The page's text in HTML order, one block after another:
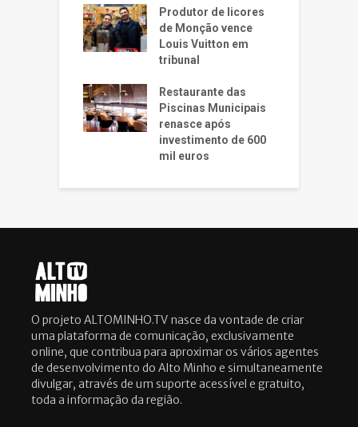
Produtor de licores
de Monção vence
Louis Vuitton em
tribunal
Restaurante das
Piscinas Municipais
renasce após
investimento de 600
mil euros
O projeto ALTOMINHO.TV nasce da vontade de criar
uma plataforma de comunicação, exclusivamente
online, que contribua para aproximar os vários agentes
de desenvolvimento do Alto Minho e simultaneamente
divulgar, através de um suporte acessível e gratuito,
toda a informação da região.